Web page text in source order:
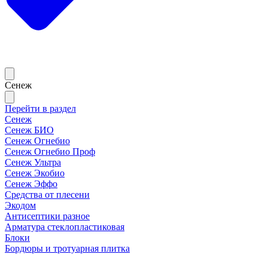
Сенеж
Перейти в раздел
Сенеж
Сенеж БИО
Сенеж Огнебио
Сенеж Огнебио Проф
Сенеж Ультра
Сенеж Экобио
Сенеж Эффо
Средства от плесени
Экодом
Антисептики разное
Арматура стеклопластиковая
Блоки
Бордюры и тротуарная плитка